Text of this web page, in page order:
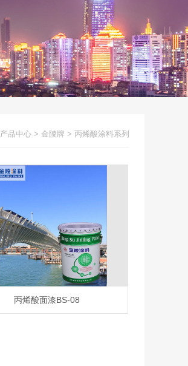
产品中心 > 金陵牌 > 丙烯酸涂料系列
丙烯酸面漆BS-08